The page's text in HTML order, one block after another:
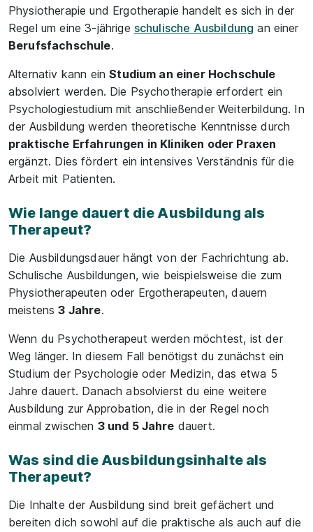
Physiotherapie und Ergotherapie handelt es sich in der
Regel um eine 3-jährige schulische Ausbildung an einer
Berufsfachschule.
Alternativ kann einStudium an einer Hochschule
absolviert werden. Die Psychotherapie erfordert ein
Psychologiestudium mit anschließender Weiterbildung. In
der Ausbildung werden theoretische Kenntnisse durch
praktische Erfahrungen in Kliniken oder Praxen
ergänzt. Dies fördert ein intensives Verständnis für die
Arbeit mit Patienten.
Wie lange dauert die Ausbildung als
Therapeut?
Die Ausbildungsdauer hängt von der Fachrichtung ab.
Schulische Ausbildungen, wie beispielsweise die zum
Physiotherapeuten oder Ergotherapeuten, dauern
meistens3 Jahre.
Wenn du Psychotherapeut werden möchtest, ist der
Weg länger. In diesem Fall benötigst du zunächst ein
Studium der Psychologie oder Medizin, das etwa 5
Jahre dauert. Danach absolvierst du eine weitere
Ausbildung zur Approbation, die in der Regel noch
einmal zwischen 3 und 5 Jahre dauert.
Was sind die Ausbildungsinhalte als
Therapeut?
Die Inhalte der Ausbildung sind breit gefächert und
bereiten dich sowohl auf die praktische als auch auf die